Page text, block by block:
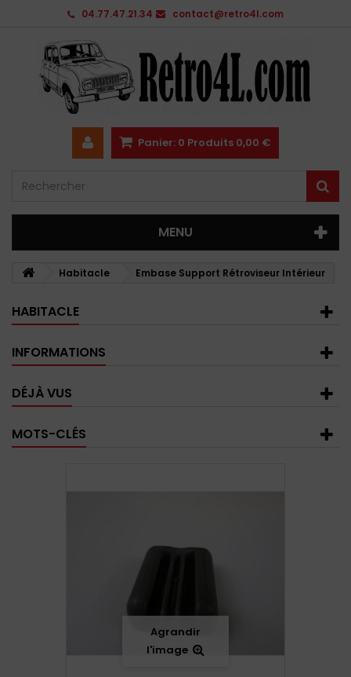
04.77.47.21.34 contact@retro4l.com
Panier: 0 Produits 0,00 €
MENU
Habitacle Embase Support Rétroviseur Intérieur
HABITACLE
INFORMATIONS
DÉJÀ VUS
MOTS-CLÉS
Agrandir
l'image